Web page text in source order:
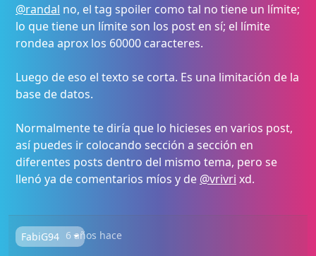
@randal no, el tag spoiler como tal no tiene un límite;
lo que tiene un límite son los post en sí; el límite
rondea aprox los 60000 caracteres.
Luego de eso el texto se corta. Es una limitación de la
base de datos.
Normalmente te diría que lo hicieses en varios post,
así puedes ir colocando sección a sección en
diferentes posts dentro del mismo tema, pero se
llenó ya de comentarios míos y de @vrivri xd.
FabiG94 6 años hace